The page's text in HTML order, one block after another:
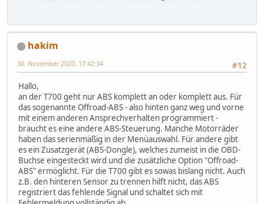
hakim
#12
30. November 2020, 17:42:34
Hallo,
an der T700 geht nur ABS komplett an oder komplett aus. Für
das sogenannte Offroad-ABS - also hinten ganz weg und vorne
mit einem anderen Ansprechverhalten programmiert -
braucht es eine andere ABS-Steuerung. Manche Motorräder
haben das serienmäßig in der Menüauswahl. Für andere gibt
es ein Zusatzgerät (ABS-Dongle), welches zumeist in die OBD-
Buchse eingesteckt wird und die zusätzliche Option "Offroad-
ABS" ermöglicht. Für die T700 gibt es sowas bislang nicht. Auch
z.B. den hinteren Sensor zu trennen hilft nicht, das ABS
registriert das fehlende Signal und schaltet sich mit